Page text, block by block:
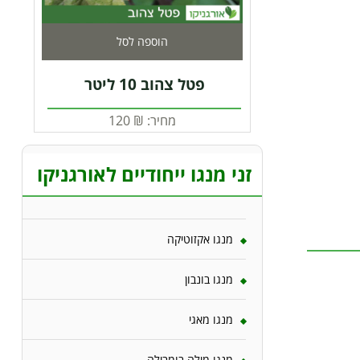
הוספה לסל
פטל צהוב 10 ליטר
מחיר: ₪
זני מנגו ייחודיים לאורגניקו
מנגו אקזוטיקה
מנגו בונבון
מנגו מאגי